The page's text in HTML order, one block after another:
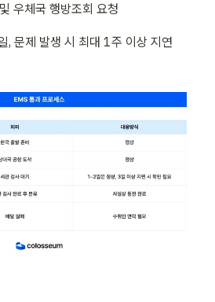
우체국 행방조회 요청
, 문제 발생 시 최대 1주 이상 지연